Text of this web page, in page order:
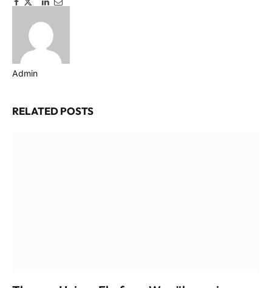
Facebook
Twitter
Pinterest
LinkedIn
EmailTelegram
Admin
RELATEDPOSTS